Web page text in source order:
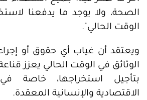
الصحة، ولا يوجد ما يدفعنا
الوقت الحالي".
ويعتقد أن غياب أي حقوق أو
الوثائق في الوقت الحالي يعزز
بتأجيل استخراجها، خاصة
الاقتصادية والإنسانية المعقدة.